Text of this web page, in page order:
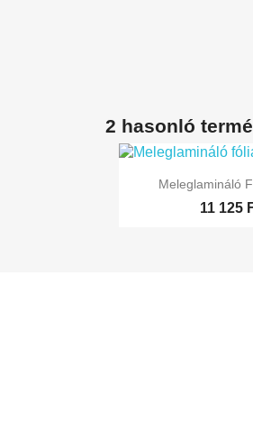
2 hasonló

Meleglamináló
11 125